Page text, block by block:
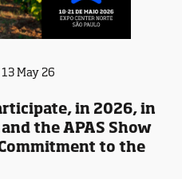
13 May 26
in 2026, in
the APAS Show
to the